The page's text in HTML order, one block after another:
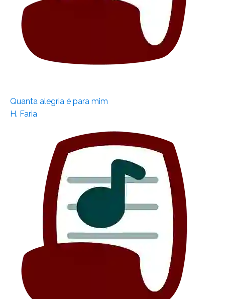
Quanta alegria é para mim
H. Faria